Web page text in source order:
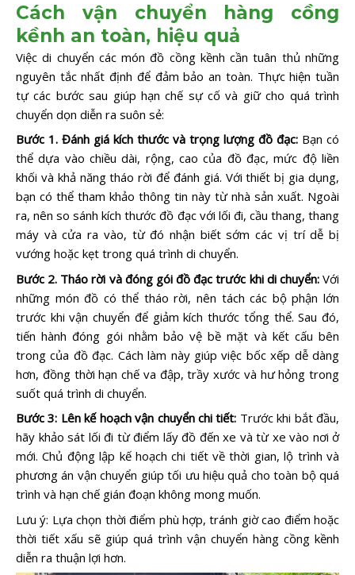
Cách vận chuyển hàng cồng
kềnh an toàn, hiệu quả
Việc di chuyển các món đồ cồng kềnh cần tuân thủ những
nguyên tắc nhất định để đảm bảo an toàn. Thực hiện tuần
tự các bước sau giúp hạn chế sự cố và giữ cho quá trình
chuyển dọn diễn ra suôn sẻ:
Bước 1. Đánh giá kích thước và trọng lượng đồ đạc: Bạn có
thể dựa vào chiều dài, rộng, cao của đồ đạc, mức độ liền
khối và khả năng tháo rời để đánh giá. Với thiết bị gia dụng,
bạn có thể tham khảo thông tin này từ nhà sản xuất. Ngoài
ra, nên so sánh kích thước đồ đạc với lối đi, cầu thang, thang
máy và cửa ra vào, từ đó nhận biết sớm các vị trí dễ bị
vướng hoặc kẹt trong quá trình di chuyển.
Bước 2. Tháo rời và đóng gói đồ đạc trước khi di chuyển: Với
những món đồ có thể tháo rời, nên tách các bộ phận lớn
trước khi vận chuyển để giảm kích thước tổng thể. Sau đó,
tiến hành đóng gói nhằm bảo vệ bề mặt và kết cấu bên
trong của đồ đạc. Cách làm này giúp việc bốc xếp dễ dàng
hơn, đồng thời hạn chế va đập, trầy xước và hư hỏng trong
suốt quá trình di chuyển.
Bước 3: Lên kế hoạch vận chuyển chi tiết: Trước khi bắt đầu,
hãy khảo sát lối đi từ điểm lấy đồ đến xe và từ xe vào nơi ở
mới. Chủ động lập kế hoạch chi tiết về thời gian, lộ trình và
phương án vận chuyển giúp tối ưu hiệu quả cho toàn bộ quá
trình và hạn chế gián đoạn không mong muốn.
Lưu ý: Lựa chọn thời điểm phù hợp, tránh giờ cao điểm hoặc
thời tiết xấu sẽ giúp quá trình vận chuyển hàng cồng kềnh
diễn ra thuận lợi hơn.